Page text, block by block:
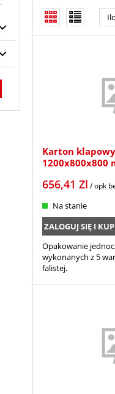
Karton
1200x800x800
656,41 Zl / opk
Na stanie
ZALOGUJ SIĘ I
Opakowanie
wykonanych z 5
falistej.